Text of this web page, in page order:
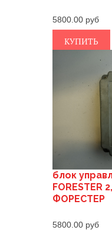
5800.00
КУПИТЬ
блок
FORESTER
ФОРЕСТЕР
5800.00